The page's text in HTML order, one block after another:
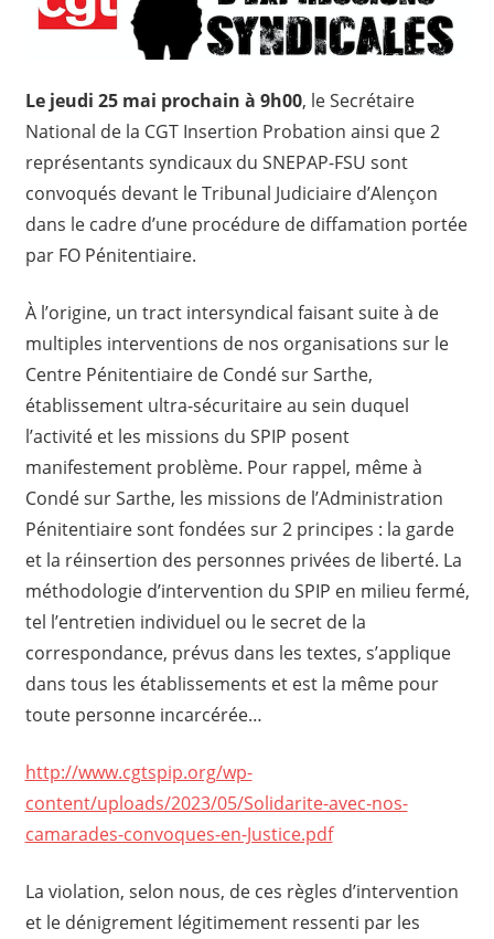
Le jeudi 25 mai prochain à 9h00, le Secrétaire
National de la CGT Insertion Probation ainsi que 2
représentants syndicaux du SNEPAP-FSU sont
convoqués devant le Tribunal Judiciaire d’Alençon
dans le cadre d’une procédure de diffamation portée
par FO Pénitentiaire.
À l’origine, un tract intersyndical faisant suite à de
multiples interventions de nos organisations sur le
Centre Pénitentiaire de Condé sur Sarthe,
établissement ultra-sécuritaire au sein duquel
l’activité et les missions du SPIP posent
manifestement problème. Pour rappel, même à
Condé sur Sarthe, les missions de l’Administration
Pénitentiaire sont fondées sur 2 principes : la garde
et la réinsertion des personnes privées de liberté. La
méthodologie d’intervention du SPIP en milieu fermé,
tel l’entretien individuel ou le secret de la
correspondance, prévus dans les textes, s’applique
dans tous les établissements et est la même pour
toute personne incarcérée…
http://www.cgtspip.org/wp-
content/uploads/2023/05/Solidarite-avec-nos-
camarades-convoques-en-Justice.pdf
La violation, selon nous, de ces règles d’intervention
et le dénigrement légitimement ressenti par les